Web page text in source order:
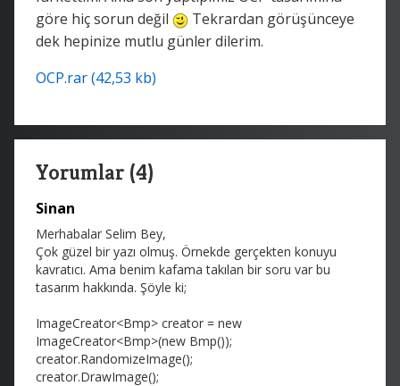
göre hiç sorun değil
Tekrardan görüşünceye
dek hepinize mutlu günler dilerim.
OCP.rar (42,53 kb)
Yorumlar (4)
Sinan
Merhabalar Selim Bey,
Çok güzel bir yazı olmuş. Örnekde gerçekten konuyu
kavratıcı. Ama benim kafama takılan bir soru var bu
tasarım hakkında. Şöyle ki;
ImageCreator<Bmp> creator = new
ImageCreator<Bmp>(new Bmp());
creator.RandomizeImage();
creator.DrawImage();